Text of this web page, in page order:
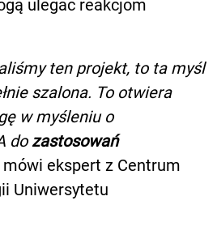
ulegać reakcjom
ten projekt, to ta myśl
szalona. To otwiera
w myśleniu o
do zastosowań
mówi ekspert z Centrum
Uniwersytetu